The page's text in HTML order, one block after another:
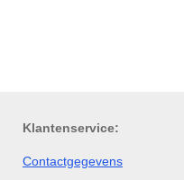
Klantenservice:
Contactgegevens